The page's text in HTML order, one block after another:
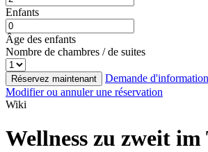
Enfants
Âge des enfants
Nombre de chambres / de suites
Réservez maintenant
Demande
Modifier ou annuler une réservation
Wiki
Wellness zu zweit im